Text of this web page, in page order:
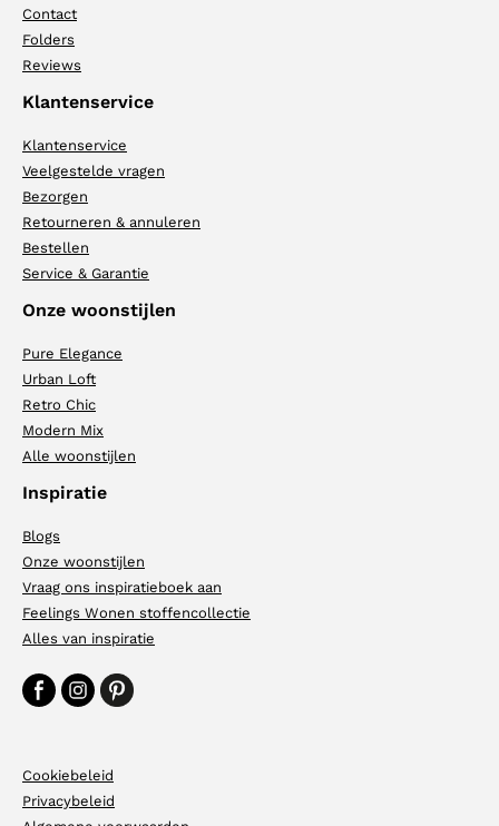
Contact
Folders
Reviews
Klantenservice
Klantenservice
Veelgestelde vragen
Bezorgen
Retourneren & annuleren
Bestellen
Service & Garantie
Onze woonstijlen
Pure Elegance
Urban Loft
Retro Chic
Modern Mix
Alle woonstijlen
Inspiratie
Blogs
Onze woonstijlen
Vraag ons inspiratieboek aan
Feelings Wonen stoffencollectie
Alles van inspiratie
Cookiebeleid
Privacybeleid